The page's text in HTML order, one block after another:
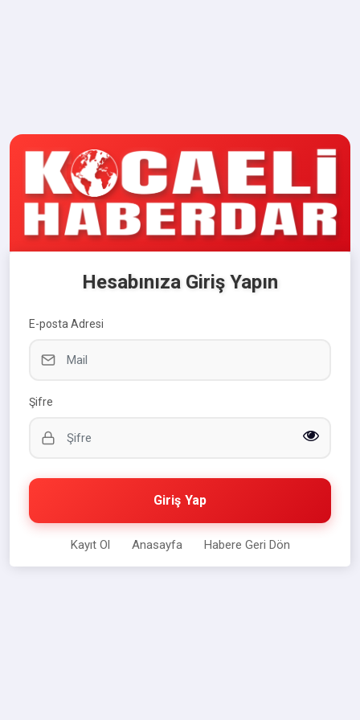
Hesabınıza Giriş Yapın
E-posta Adresi
Şifre
Giriş Yap
Kayıt Ol Anasayfa Habere Geri Dön